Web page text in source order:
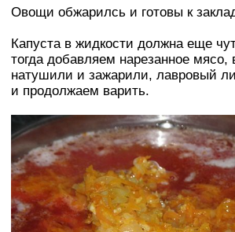
Овощи обжарилсь и готовы к
Капуста в жидкости должна еще
тогда добавляем нарезанное мясо,
натушили и зажарили, лавровый
и продолжаем варить.